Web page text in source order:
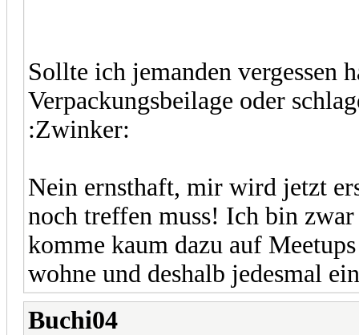
Sollte ich jemanden vergessen
Verpackungsbeilage oder
:Zwinker:
Nein ernsthaft, mir wird jetzt
noch treffen muss! Ich bin
komme kaum dazu auf
wohne und deshalb jedesmal
Buchi04